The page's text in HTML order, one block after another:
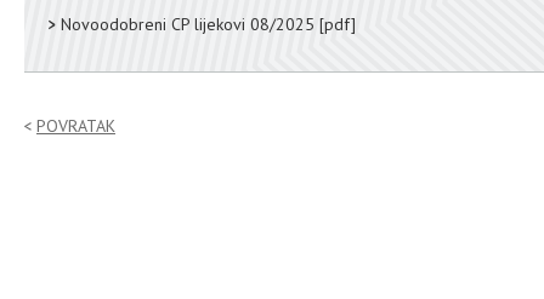
Novoodobreni CP lijekovi 08/2025 [pdf]
POVRATAK